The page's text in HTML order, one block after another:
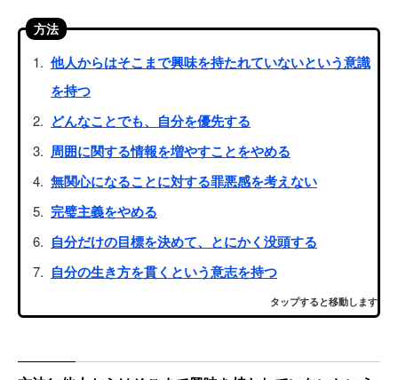
方法
他人からはそこまで興味を持たれていないという意識
を持つ
どんなことでも、自分を優先する
周囲に関する情報を増やすことをやめる
無関心になることに対する罪悪感を考えない
完璧主義をやめる
自分だけの目標を決めて、とにかく没頭する
自分の生き方を貫くという意志を持つ
タップすると移動します